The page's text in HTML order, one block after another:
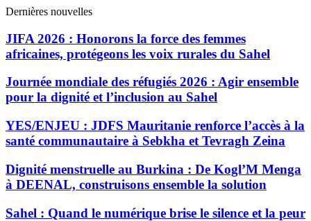
Dernières nouvelles
JIFA 2026 : Honorons la force des femmes
africaines, protégeons les voix rurales du Sahel
Journée mondiale des réfugiés 2026 : Agir ensemble
pour la dignité et l’inclusion au Sahel
YES/ENJEU : JDFS Mauritanie renforce l’accès à la
santé communautaire à Sebkha et Tevragh Zeina
Dignité menstruelle au Burkina : De Kogl’M Menga
à DEENAL, construisons ensemble la solution
Sahel : Quand le numérique brise le silence et la peur